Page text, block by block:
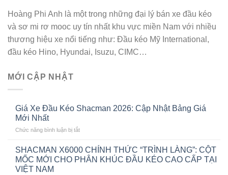
Hoàng Phi Anh là một trong những đại lý bán xe đầu kéo
và sơ mi rơ mooc uy tín nhất khu vực miền Nam với nhiều
thương hiệu xe nổi tiếng như: Đầu kéo Mỹ International,
đầu kéo Hino, Hyundai, Isuzu, CIMC…
MỚI CẬP NHẬT
Giá Xe Đầu Kéo Shacman 2026: Cập Nhật Bảng Giá
Mới Nhất
Chức năng bình luận bị tắtở
Xe
Đầu
Kéo
SHACMAN X6000 CHÍNH THỨC “TRÌNH LÀNG”: CỘT
MỐC MỚI CHO PHÂN KHÚC ĐẦU KÉO CAO CẤP TẠI
VIỆT NAM